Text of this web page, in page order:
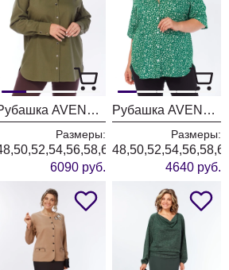
Рубашка AVENUE 0321-3
Размеры:
6090 руб.
Рубашка AVENUE 0354-1
Размеры:
4640 руб.